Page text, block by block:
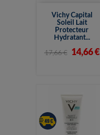
Vichy Capital
Soleil Lait
Protecteur
Hydratant...
17,66 € 14,66 €